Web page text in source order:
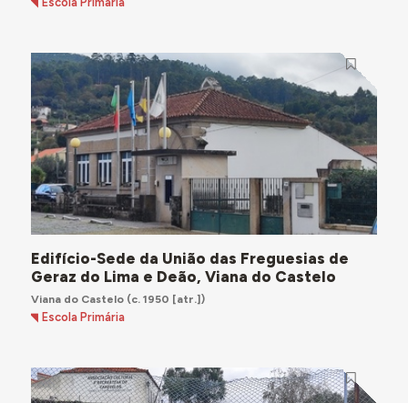
Edifício-Sede da União das Freguesias de
Geraz do Lima e Deão, Viana do Castelo
Viana do Castelo(c. 1950 [atr.])
Escola Primária